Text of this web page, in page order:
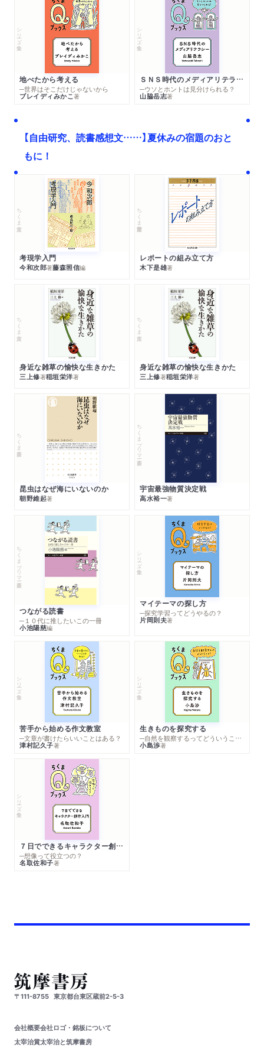
シリーズ・全集
地べたから考える
─世界はそこだけじゃないから
ブレイディみかこ著
シリーズ・全集
ＳＮＳ時代のメディアリテラシー
─ウソとホントは見分けられる？
山脇岳志著
【自由研究、読書感想文……】夏休みの宿題のおと
もに！
ちくま文庫
考現学入門
今和次郎著藤森照信編
ちくま学芸文庫
レポートの組み立て方
木下是雄著
ちくま文庫
身近な雑草の愉快な生きかた
三上修著稲垣栄洋著
ちくま文庫
身近な雑草の愉快な生きかた
三上修著稲垣栄洋著
ちくま新書
昆虫はなぜ海にいないのか
朝野維起著
ちくまプリマー新書
宇宙最強物質決定戦
高水裕一著
ちくまプリマー新書
つながる読書
─１０代に推したいこの一冊
小池陽慈編
シリーズ・全集
マイテーマの探し方
─探究学習ってどうやるの？
片岡則夫著
シリーズ・全集
苦手から始める作文教室
─文章が書けたらいいことはある？
津村記久子著
シリーズ・全集
生きものを探究する
─自然を観察するってどういうこと？
小島渉著
シリーズ・全集
７日でできるキャラクター創作入門
─想像って役立つの？
名取佐和子著
〒111-8755 東京都台東区蔵前2-5-3
会社概要会社ロゴ・銘板について
太宰治賞太宰治と筑摩書房